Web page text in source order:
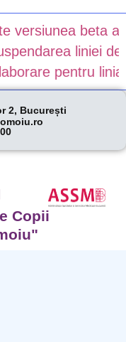
versiunea beta a
liniei
pentru
2, București
Copii